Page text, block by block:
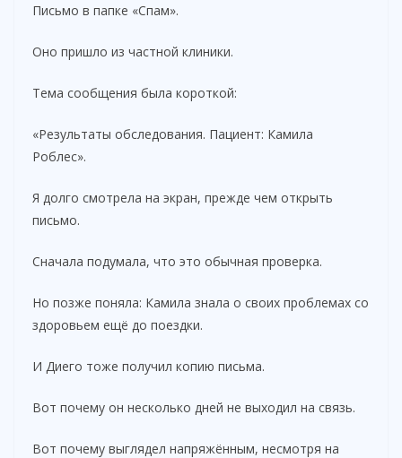
Письмо в папке «Спам».
Оно пришло из частной клиники.
Тема сообщения была короткой:
«Результаты обследования. Пациент: Камила
Роблес».
Я долго смотрела на экран, прежде чем открыть
письмо.
Сначала подумала, что это обычная проверка.
Но позже поняла: Камила знала о своих проблемах со
здоровьем ещё до поездки.
И Диего тоже получил копию письма.
Вот почему он несколько дней не выходил на связь.
Вот почему выглядел напряжённым, несмотря на